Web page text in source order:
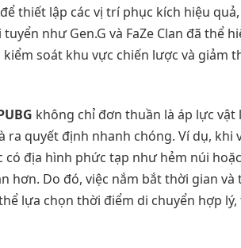
thiết lập các vị trí phục kích hiệu
như Gen.G và FaZe Clan đã thể
soát khu vực chiến lược và giảm
không chỉ đơn thuần là áp lực vật
quyết định nhanh chóng. Ví dụ, khi
địa hình phức tạp như hẻm núi
hơn. Do đó, việc nắm bắt thời gian và
lựa chọn thời điểm di chuyển hợp